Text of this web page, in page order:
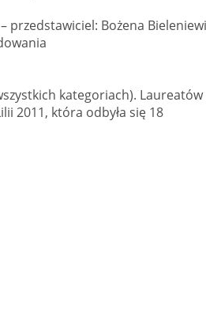
przedstawiciel: Bożena
kategoriach). Laureatów
2011, która odbyła się 18